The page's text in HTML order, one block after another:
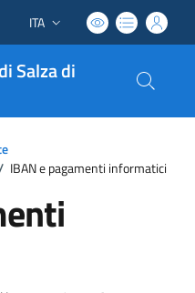
Lingua attiva:
ITA
Salza di
IBAN e pagamenti informatici